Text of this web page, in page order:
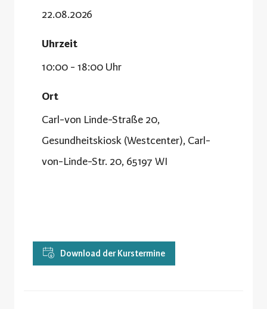
22.08.2026
Uhrzeit
10:00 - 18:00 Uhr
Ort
Carl-von Linde-Straße 20,
Gesundheitskiosk (Westcenter), Carl-
von-Linde-Str. 20, 65197 WI
Download der Kurstermine